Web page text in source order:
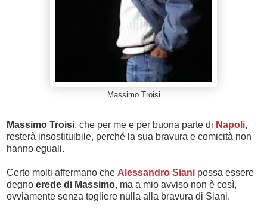
Massimo Troisi
Massimo Troisi, che per me e per buona parte di Napoli,
resterà insostituibile, perché la sua bravura e comicità non
hanno eguali.
Certo molti affermano che Alessandro Siani possa essere
degno erede di Massimo, ma a mio avviso non è così,
ovviamente senza togliere nulla alla bravura di Siani.